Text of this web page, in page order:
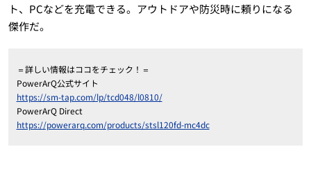
ト、PCなどを充電できる。アウトドアや防災時に頼りになる
傑作だ。
＝詳しい情報はココをチェック！＝
PowerArQ公式サイト
https://sm-tap.com/lp/tcd048/l0810/
PowerArQ Direct
https://powerarq.com/products/stsl120fd-mc4dc